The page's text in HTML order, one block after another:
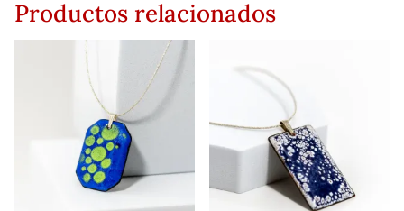
Productos relacionados